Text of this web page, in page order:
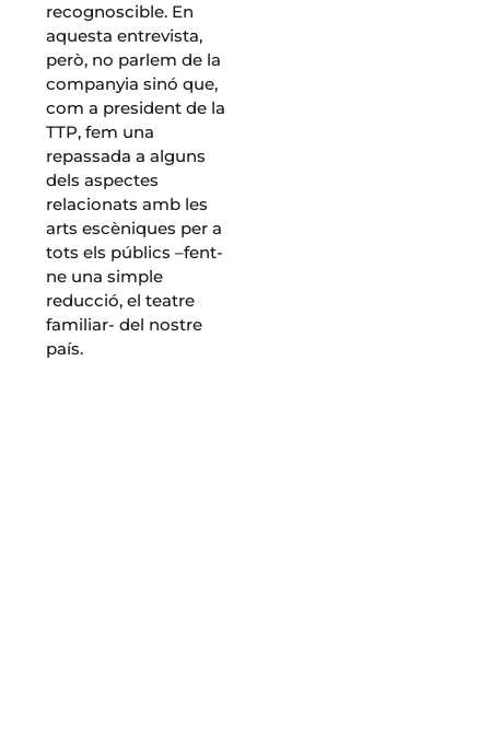
recognoscible. En
aquesta entrevista,
però, no parlem de la
companyia sinó que,
com a president de la
TTP, fem una
repassada a alguns
dels aspectes
relacionats amb les
arts escèniques per a
tots els públics –fent-
ne una simple
reducció, el teatre
familiar- del nostre
país.